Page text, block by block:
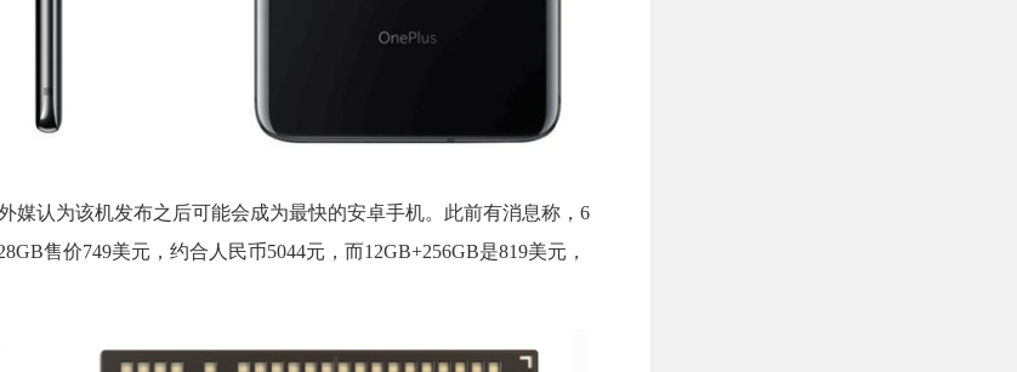
媒认为该机发布之后可能会成为最快的安卓手机。此前有消息称，6
售价749美元，约合人民币5044元，而12GB+256GB是819美元，